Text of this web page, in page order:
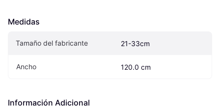
Medidas
Tamaño del fabricante 21-33cm
Ancho 120.0 cm
Información Adicional